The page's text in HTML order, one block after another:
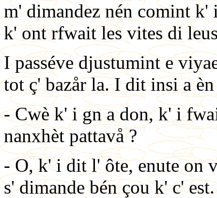
m' dimandez nén comint
k' ont rfwait les vites di
I passéve djustumint e
tot ç' bazår la. I dit insi a
- Cwè k' i gn a don, k' i
nanxhèt pattavå ?
- O, k' i dit l' ôte, enute on
s' dimande bén çou k' c'